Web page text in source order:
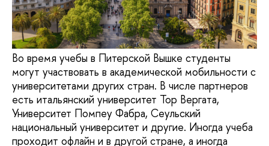
Во время учебы в Питерской Вышке студенты
могут участвовать в академической мобильности с
университетами других стран. В числе партнеров
есть итальянский университет Тор Вергата,
Университет Помпеу Фабра, Сеульский
национальный университет и другие. Иногда учеба
проходит офлайн и в другой стране, а иногда